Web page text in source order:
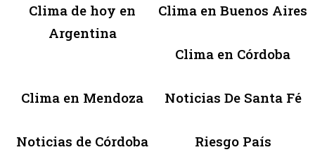
Clima de hoy en
Argentina
Clima en Buenos Aires
Clima en Córdoba
Clima en Mendoza Noticias De Santa Fé
Noticias de Córdoba Riesgo País